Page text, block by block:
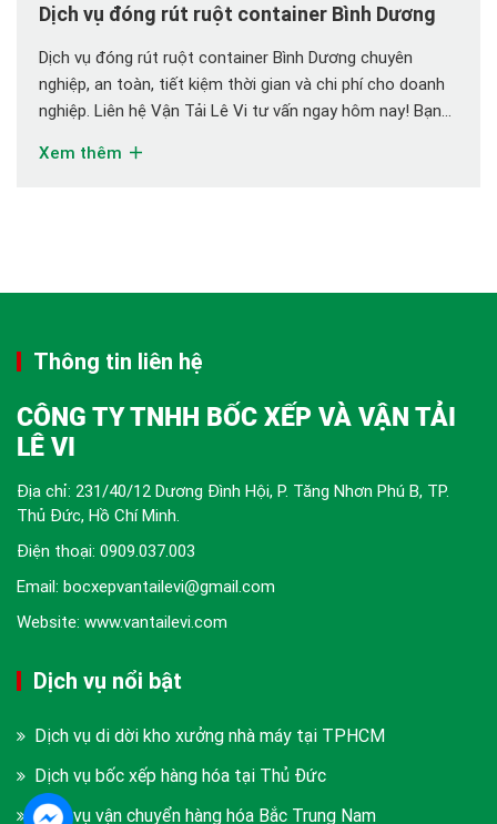
Dịch vụ đóng rút ruột container Bình Dương
Dịch vụ đóng rút ruột container Bình Dương chuyên
nghiệp, an toàn, tiết kiệm thời gian và chi phí cho doanh
nghiệp. Liên hệ Vận Tải Lê Vi tư vấn ngay hôm nay! Bạn
Dương chuyên nghiệp, nhanh chóng và tiết kiệm chi phí?
Xem thêm
Thông tin liên hệ
CÔNG TY TNHH BỐC XẾP VÀ VẬN TẢI
LÊ VI
Địa chỉ: 231/40/12 Dương Đình Hội, P. Tăng Nhơn Phú B, TP.
Thủ Đức, Hồ Chí Minh.
Điện thoại: 0909.037.003
Email: bocxepvantailevi@gmail.com
Website: www.vantailevi.com
Dịch vụ nổi bật
Dịch vụ di dời kho xưởng nhà máy tại TPHCM
Dịch vụ bốc xếp hàng hóa tại Thủ Đức
Dịch vụ vận chuyển hàng hóa Bắc Trung Nam